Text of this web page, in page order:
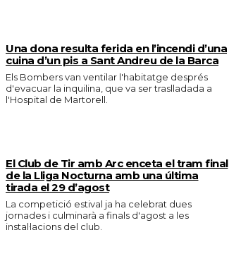
Una dona resulta ferida en l’incendi d’una
cuina d’un pis a Sant Andreu de la Barca
Els Bombers van ventilar l'habitatge després
d'evacuar la inquilina, que va ser traslladada a
l'Hospital de Martorell.
El Club de Tir amb Arc enceta el tram final
de la Lliga Nocturna amb una última
tirada el 29 d’agost
La competició estival ja ha celebrat dues
jornades i culminarà a finals d'agost a les
instal·lacions del club.